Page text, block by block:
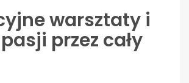
warsztaty i
przez cały